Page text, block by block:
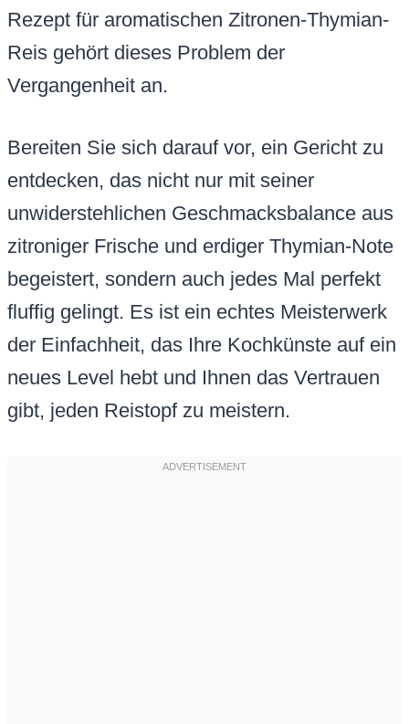
Rezept für aromatischen Zitronen-Thymian-
Reis gehört dieses Problem der
Vergangenheit an.
Bereiten Sie sich darauf vor, ein Gericht zu
entdecken, das nicht nur mit seiner
unwiderstehlichen Geschmacksbalance aus
zitroniger Frische und erdiger Thymian-Note
begeistert, sondern auch jedes Mal perfekt
fluffig gelingt. Es ist ein echtes Meisterwerk
der Einfachheit, das Ihre Kochkünste auf ein
neues Level hebt und Ihnen das Vertrauen
gibt, jeden Reistopf zu meistern.